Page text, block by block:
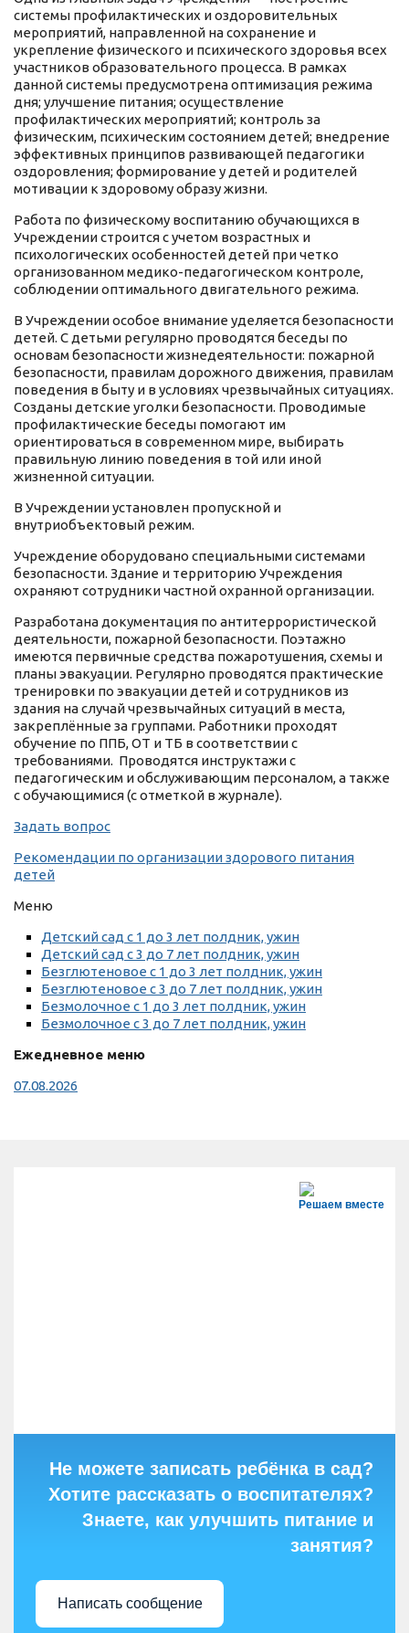
системы профилактических и оздоровительных
мероприятий, направленной на сохранение и
укрепление физического и психического здоровья всех
участников образовательного процесса. В рамках
данной системы предусмотрена оптимизация режима
дня; улучшение питания; осуществление
профилактических мероприятий; контроль за
физическим, психическим состоянием детей; внедрение
эффективных принципов развивающей педагогики
оздоровления; формирование у детей и родителей
мотивации к здоровому образу жизни.
Работа по физическому воспитанию обучающихся в
Учреждении строится с учетом возрастных и
психологических особенностей детей при четко
организованном медико-педагогическом контроле,
соблюдении оптимального двигательного режима.
В Учреждении особое внимание уделяется безопасности
детей. С детьми регулярно проводятся беседы по
основам безопасности жизнедеятельности: пожарной
безопасности, правилам дорожного движения, правилам
поведения в быту и в условиях чрезвычайных ситуациях.
Созданы детские уголки безопасности. Проводимые
профилактические беседы помогают им
ориентироваться в современном мире, выбирать
правильную линию поведения в той или иной
жизненной ситуации.
В Учреждении установлен пропускной и
внутриобъектовый режим.
Учреждение оборудовано специальными системами
безопасности. Здание и территорию Учреждения
охраняют сотрудники частной охранной организации.
Разработана документация по антитеррористической
деятельности, пожарной безопасности. Поэтажно
имеются первичные средства пожаротушения, схемы и
планы эвакуации. Регулярно проводятся практические
тренировки по эвакуации детей и сотрудников из
здания на случай чрезвычайных ситуаций в места,
закреплённые за группами. Работники проходят
обучение по ППБ, ОТ и ТБ в соответствии с
требованиями. Проводятся инструктажи с
педагогическим и обслуживающим персоналом, а также
с обучающимися (с отметкой в журнале).
Задать вопрос
Рекомендации по организации здорового питания
детей
Меню
Детский сад с 1 до 3 лет полдник, ужин
Детский сад с 3 до 7 лет полдник, ужин
Безглютеновое с 1 до 3 лет полдник, ужин
Безглютеновое с 3 до 7 лет полдник, ужин
Безмолочное с 1 до 3 лет полдник, ужин
Безмолочное с 3 до 7 лет полдник, ужин
Ежедневное меню
07.08.2026
Решаем вместе
Не можете записать ребёнка в сад?
Хотите рассказать о воспитателях?
Знаете, как улучшить питание и
занятия?
Написать сообщение